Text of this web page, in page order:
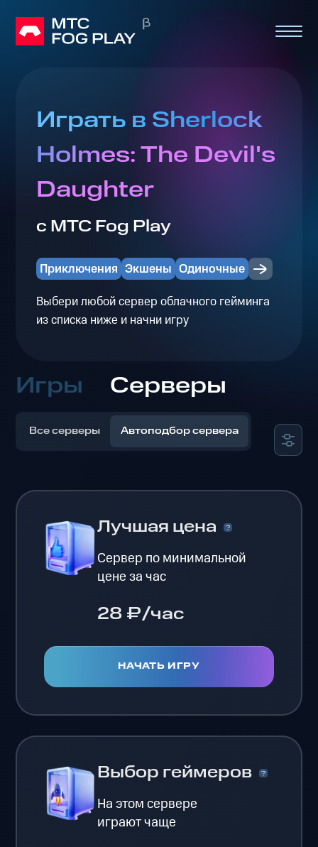
Играть в Sherlock
Holmes: The Devil's
Daughter
с МТС Fog Play
Приключения Экшены Одиночные
Выбери любой сервер облачного гейминга
из списка ниже и начни игру
Игры Серверы
Все серверы Автоподбор сервера
Лучшая цена
Сервер по минимальной
цене за час
28 ₽/час
НАЧАТЬ ИГРУ
Выбор геймеров
На этом сервере
играют чаще